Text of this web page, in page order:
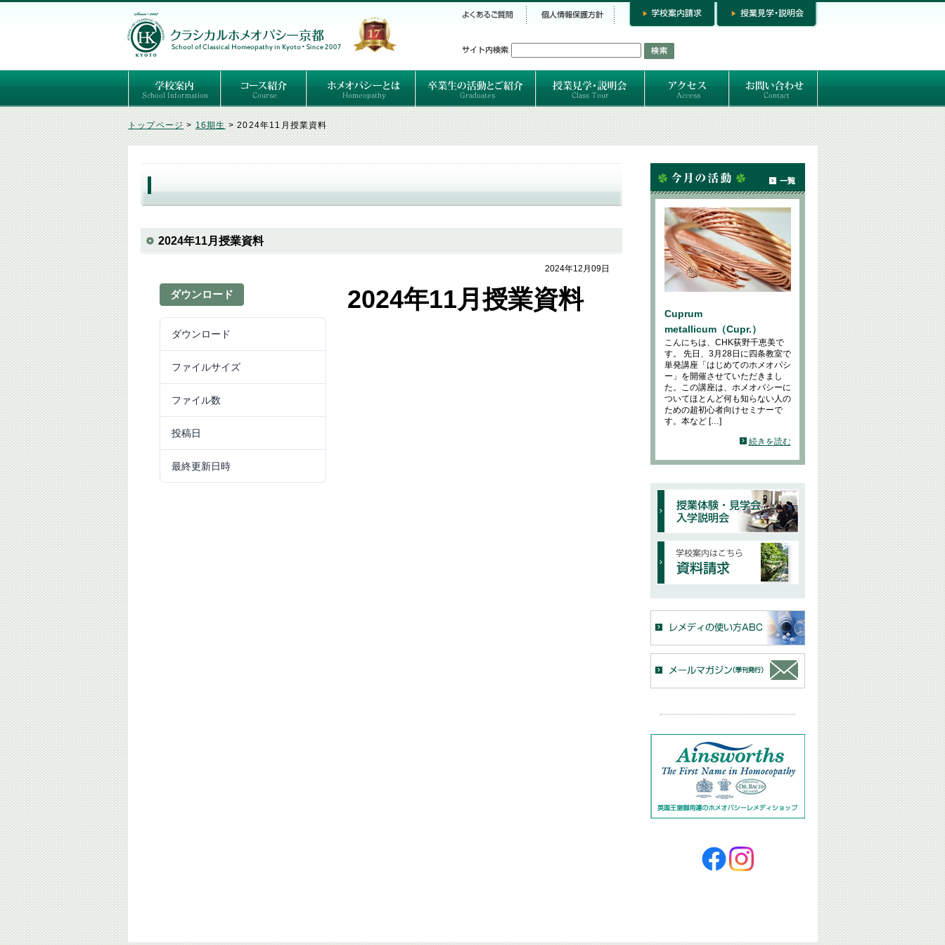
ごあいさつ
３つの基本理念
講師紹介
国際セミナー
ある日の学校生活（写真）
推薦者の声
よくあるご質問
予定表 はじめてのホメオパシー
セルフケアコース
専門コース（4年制）
専門コース（通信）
専門コース編入制度 ホメオパシーとは
クラシカルホメオパシーとは
オルガノンとは
ハーネマンの人生
ハーネマン以後のホメオパス
レメディの使い方ABC 卒業生のご紹介
卒業生の活動 お問い合わせ
専門コースお問い合わせ
専門コース入学お申し込み
個人セッション
トップページ>16期生>2024年11月授業資料
2024年11月授業資料
2024年12月09日
ダウンロード
ダウンロード
ファイルサイズ
ファイル数
投稿日
最終更新日時
2024年11月授業資料
Cuprum
metallicum（Cupr.）
こんにちは、CHK荻野千恵美で
す。 先日、3月28日に四条教室で
単発講座「はじめてのホメオパシ
ー」を開催させていただきまし
た。この講座は、ホメオパシーに
ついてほとんど何も知らない人の
ための超初心者向けセミナーで
す。本など […]
続きを読む